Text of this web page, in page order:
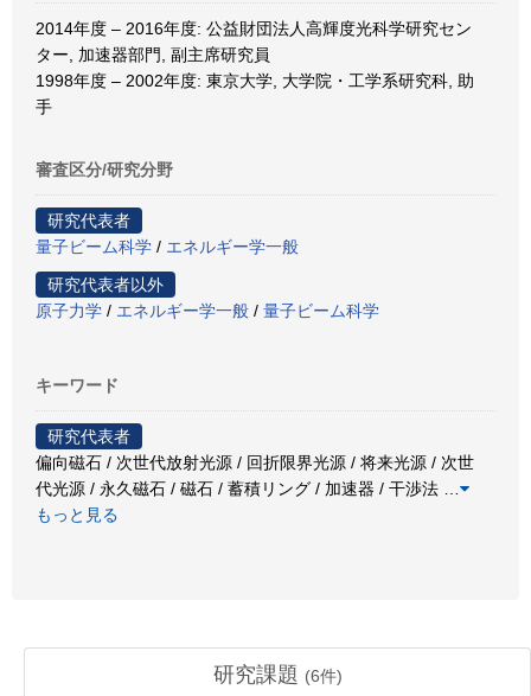
2014年度 – 2016年度: 公益財団法人高輝度光科学研究セン
ター, 加速器部門, 副主席研究員
1998年度 – 2002年度: 東京大学, 大学院・工学系研究科, 助
手
審査区分/研究分野
研究代表者
量子ビーム科学 / エネルギー学一般
研究代表者以外
原子力学 / エネルギー学一般 / 量子ビーム科学
キーワード
研究代表者
偏向磁石 / 次世代放射光源 / 回折限界光源 / 将来光源 / 次世
代光源 / 永久磁石 / 磁石 / 蓄積リング / 加速器 / 干渉法
もっと見る
研究課題 (6件)